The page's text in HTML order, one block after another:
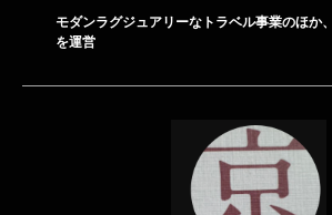
モダンラグジュアリーなトラベル事業のほか
を運営